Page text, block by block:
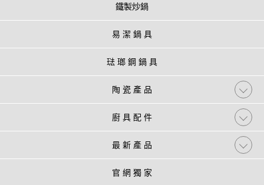
鐵製炒鍋
易 潔 鍋 具
琺 瑯 鋼 鍋 具
陶 瓷 產 品
廚 具 配 件
最 新 產 品
官 網 獨 家